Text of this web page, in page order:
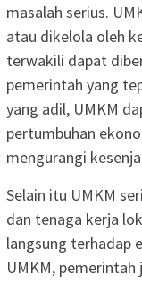
masalah serius.
atau dikelola oleh
terwakili dapat
pemerintah yang
yang adil, UMKM
pertumbuhan
mengurangi
Selain itu UMKM
dan tenaga kerja
langsung terhadap
UMKM,